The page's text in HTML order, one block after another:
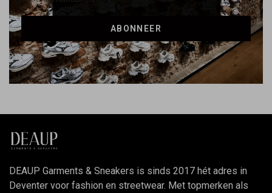
ABONNEER
DEAUP Garments & Sneakers is sinds 2017 hét adres in
Deventer voor fashion en streetwear. Met topmerken als